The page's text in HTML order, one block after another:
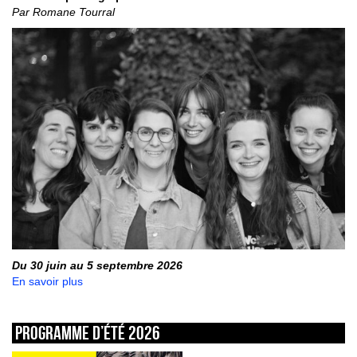
Par Romane Tourral
Du 30 juin au 5 septembre 2026
En savoir plus
Programme d’été 2026